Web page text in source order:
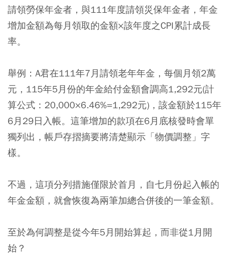
請領勞保年金者，與111年度請領災保年金者，年金
增加金額為每月領取的金額×該年度之CPI累計成長
率。
舉例：A君在111年7月請領老年年金，每個月領2萬
元，115年5月份的年金給付金額會調高1,292元(計
算公式：20,000×6.46%=1,292元)，該金額於115年
6月29日入帳。 這筆增加的款項在6月底核發時會單
獨列出，帳戶存摺摘要將清楚顯示「物價調整」字
樣。
不過，這項分列措施僅限於首月，自七月份起入帳的
年金金額，就會恢復為兩筆加總合併後的一筆金額。
至於為何調整是從今年5月開始算起，而非從1月開
始？